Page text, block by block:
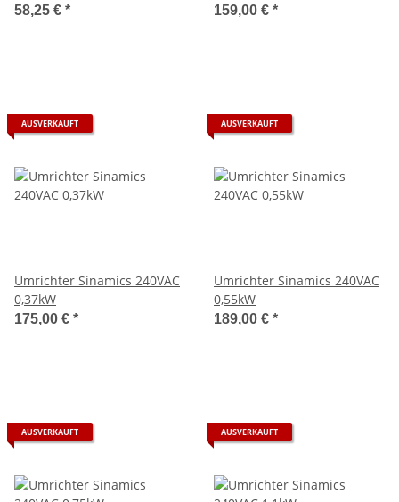
58,25 € * 159,00 € *
AUSVERKAUFT
Umrichter Sinamics 240VAC
0,37kW
175,00 € *
AUSVERKAUFT
Umrichter Sinamics 240VAC
0,55kW
189,00 € *
AUSVERKAUFT AUSVERKAUFT